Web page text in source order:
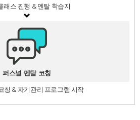
래스 진행 & 멘탈 학습지
퍼스널 멘탈 코칭
칭 & 자기관리 프로그램 시작